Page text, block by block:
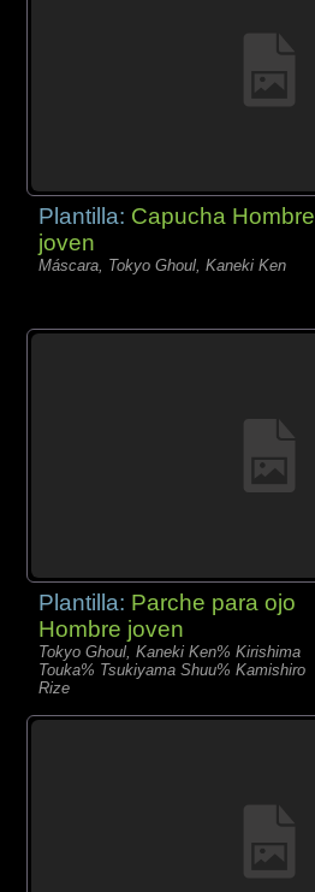
Plantilla: Capucha Hombre
joven
Máscara, Tokyo Ghoul, Kaneki Ken
Plantilla: Parche para ojo
Hombre joven
Tokyo Ghoul, Kaneki Ken% Kirishima
Touka% Tsukiyama Shuu% Kamishiro
Rize